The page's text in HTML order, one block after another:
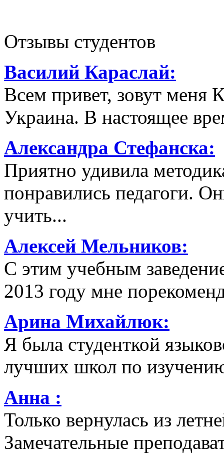
Отзывы студентов
Василий Караслай:
Всем привет, зовут меня
Украина. В настоящее
Александра Стефанска:
Приятно удивила
понравились педагоги.
учить...
Алексей Мельников:
С этим учебным
2013 году мне
Арина Михайлюк:
Я была студенткой
лучших школ по
Анна :
Только вернулась из
Замечательные